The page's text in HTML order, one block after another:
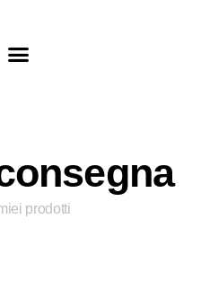
prodotti